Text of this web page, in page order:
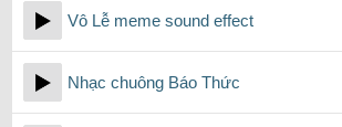
Vô Lễ meme sound effect
Nhạc chuông Báo Thức